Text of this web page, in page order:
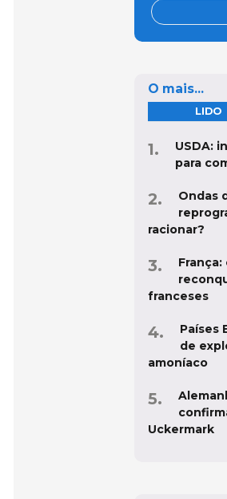
O mais...
LIDO
USDA:
para
Ondas
racionar?
franceses
Países
de
amoníaco
Uckermark